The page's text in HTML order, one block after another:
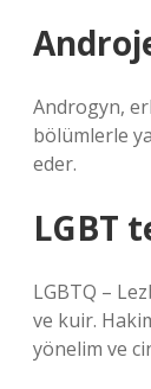
Androgyn,
bölümlerle
eder.
LGBT
LGBTQ –
ve kuir.
yönelim ve